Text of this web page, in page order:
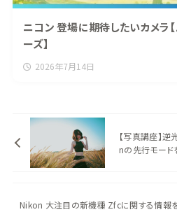
ニコン 登場に期待したいカメラ
ーズ】
2026年7月14日
【写真講座】
nの先行モード
Nikon 大注目の新機種 Zfcに関する情報